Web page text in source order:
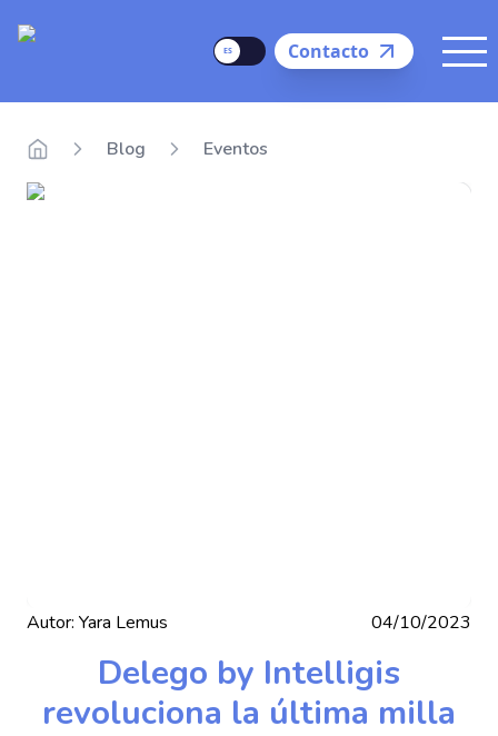
Delego
LanguageContacto
Blog Eventos
Autor: Yara Lemus 04/10/2023
Delego by Intelligis
revoluciona la última milla